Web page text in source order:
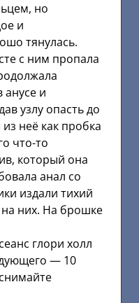
но
и
тянулась.
с ним пропала
и
узлу опасть до
неё как пробка
что-то
который она
анал со
издали тихий
на них. На брошке
глори холл
— 10